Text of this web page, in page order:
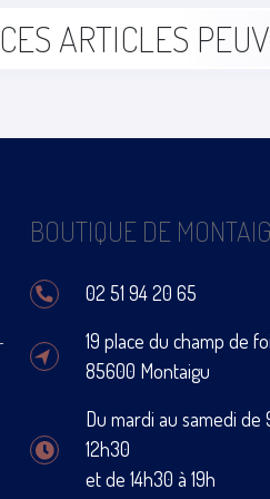
CES ARTICLES
BOUTIQUE DE
02 51 94 20 65
19 place du champ de
85600 Montaigu
Du mardi au samedi de
12h30
et de 14h30 à 19h